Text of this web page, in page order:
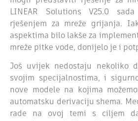
LINEAR Solutions V25.0
rješenjem za mreže grijanja.
aspektima bilo lakše za
mreže pitke vode, donijelo je i
Još uvijek nedostaju nekoliko
svojim specijalnostima, i
nove modele na kojima
automatsku derivaciju shema.
rade na ovoj temi s ciljem